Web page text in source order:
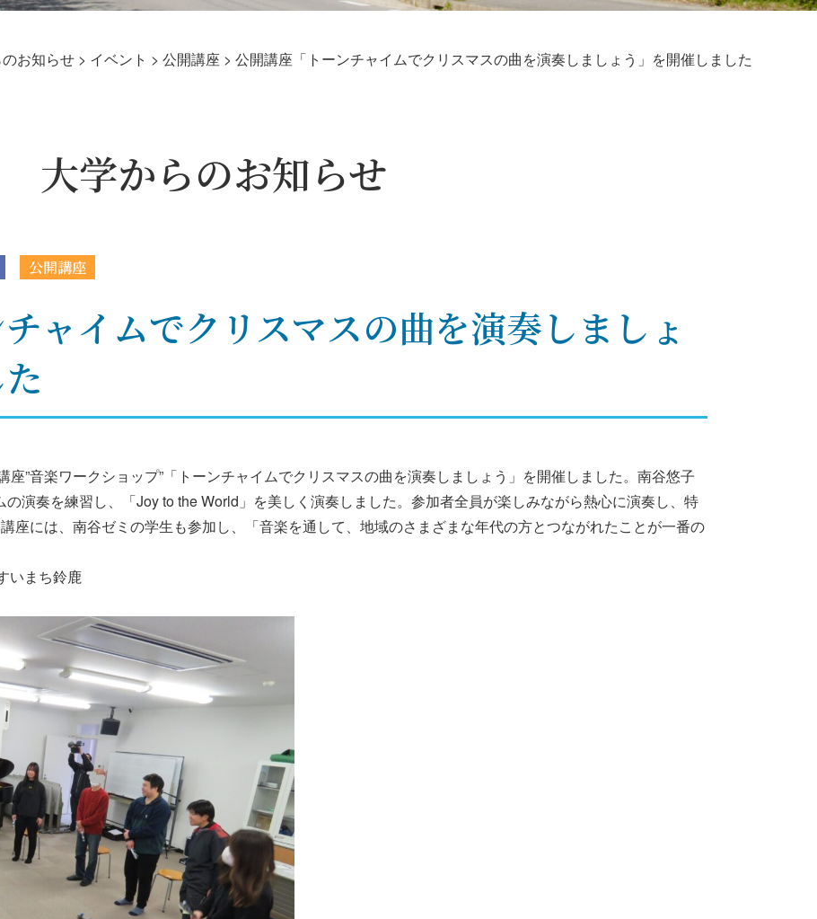
お知らせ > イベント > 公開講座 > 公開講座「トーンチャイムでクリスマスの曲を演奏しましょう」を開催しました
大学からのお知らせ
公開講座
ャイムでクリスマスの曲を演奏しましょ
”音楽ワークショップ”「トーンチャイムでクリスマスの曲を演奏しましょう」を開催しました。南谷悠子
演奏を練習し、「Joy to the World」を美しく演奏しました。参加者全員が楽しみながら熱心に演奏し、特
座には、南谷ゼミの学生も参加し、「音楽を通して、地域のさまざまな年代の方とつながれたことが一番の
いまち鈴鹿